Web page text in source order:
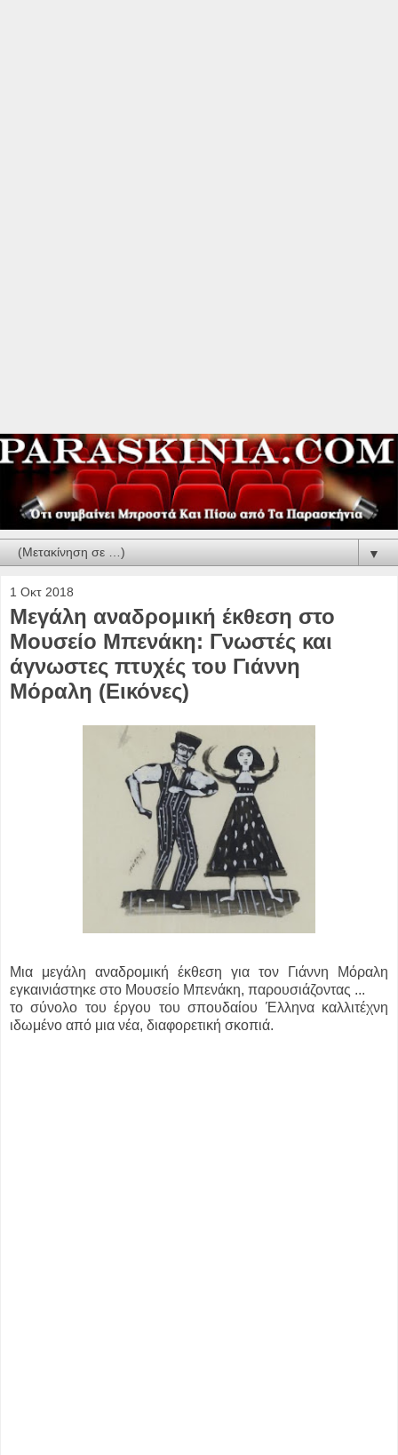
▼
1 Οκτ 2018
Μεγάλη αναδρομική έκθεση στο
Μουσείο Μπενάκη: Γνωστές και
άγνωστες πτυχές του Γιάννη
Μόραλη (Εικόνες)
Μια μεγάλη αναδρομική έκθεση για τον Γιάννη Μόραλη
εγκαινιάστηκε στο Μουσείο Μπενάκη, παρουσιάζοντας ...
το σύνολο του έργου του σπουδαίου Έλληνα καλλιτέχνη
ιδωμένο από μια νέα, διαφορετική σκοπιά.